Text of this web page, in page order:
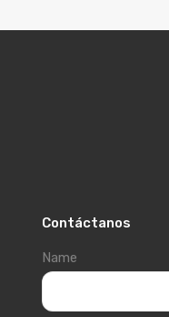
Contáctanos
Name